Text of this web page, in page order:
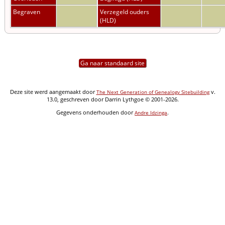
Begraven
Verzegeld ouders
(HLD)
Ga naar standaard site
Deze site werd aangemaakt doorThe Next Generation of Genealogy Sitebuildingv.
13.0, geschreven door Darrin Lythgoe © 2001-2026.
Gegevens onderhouden doorAndre Idzinga.